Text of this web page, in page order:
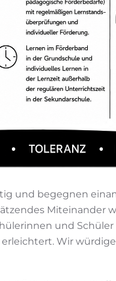
und begegnen
Miteinander
und
Wir